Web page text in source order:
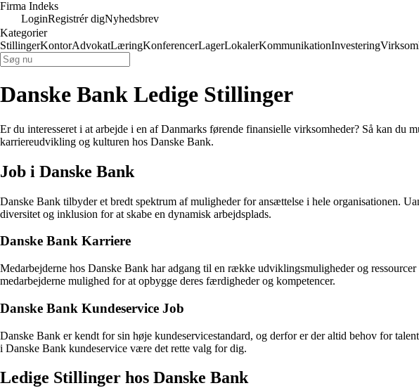
Firma Indeks
LoginRegistrér digNyhedsbrev
Kategorier
StillingerKontorAdvokatLæringKonferencerLagerLokalerKommunikationInvestering
Danske Bank Ledige Stillinger
Er du interesseret i at arbejde i en af Danmarks førende finansielle virksomheder? Så kan
karriereudvikling og kulturen hos Danske Bank.
Job i Danske Bank
Danske Bank tilbyder et bredt spektrum af muligheder for ansættelse i hele organisationen.
diversitet og inklusion for at skabe en dynamisk arbejdsplads.
Danske Bank Karriere
Medarbejderne hos Danske Bank har adgang til en række udviklingsmuligheder og
medarbejderne mulighed for at opbygge deres færdigheder og kompetencer.
Danske Bank Kundeservice Job
Danske Bank er kendt for sin høje kundeservicestandard, og derfor er der altid behov for
i Danske Bank kundeservice være det rette valg for dig.
Ledige Stillinger hos Danske Bank